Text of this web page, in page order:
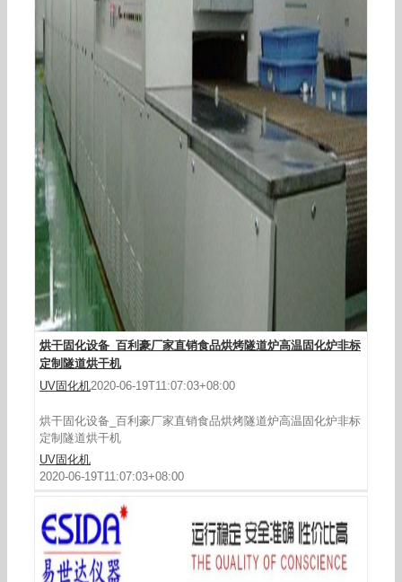
烘干固化设备_百利豪厂家直销食品烘烤隧道炉高温固化炉非标
定制隧道烘干机
UV固化机2020-06-19T11:07:03+08:00
烘干固化设备_百利豪厂家直销食品烘烤隧道炉高温固化炉非标
定制隧道烘干机
UV固化机
2020-06-19T11:07:03+08:00
小型隧道炉_供应隧道炉食品工业隧道炉高温隧道
小型隧道炉电加热